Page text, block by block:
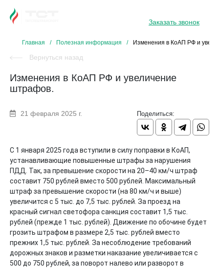
Заказать звонок
Главная / Полезная информация / Изменения в КоАП РФ и
Вернуться назад
Изменения в КоАП РФ и увеличение
штрафов.
21 февраля 2025 г. Поделиться:
С 1 января 2025 года вступили в силу поправки в КоАП,
устанавливающие повышенные штрафы за нарушения
ПДД. Так, за превышение скорости на 20–40 км/ч штраф
составит 750 рублей вместо 500 рублей. Максимальный
штраф за превышение скорости (на 80 км/ч и выше)
увеличится с 5 тыс. до 7,5 тыс. рублей. За проезд на
красный сигнал светофора санкция составит 1,5 тыс.
рублей (прежде 1 тыс. рублей). Движение по обочине будет
грозить штрафом в размере 2,5 тыс. рублей вместо
прежних 1,5 тыс. рублей. За несоблюдение требований
дорожных знаков и разметки наказание увеличивается с
500 до 750 рублей, за поворот налево или разворот в